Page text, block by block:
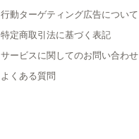
行動ターゲティング広告について
特定商取引法に基づく表記
サービスに関してのお問い合わせ
よくある質問